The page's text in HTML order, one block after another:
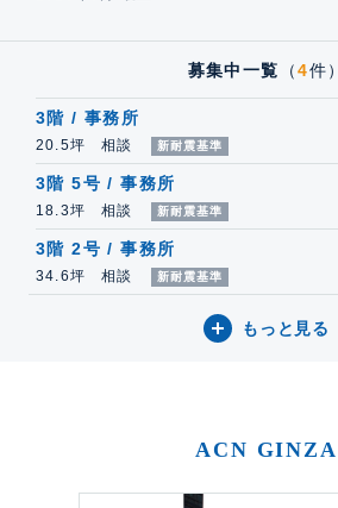
募集中一覧 （4件）
3階 / 事務所
20.5坪 相談 新耐震基準
3階 5号 / 事務所
18.3坪 相談 新耐震基準
3階 2号 / 事務所
34.6坪 相談 新耐震基準
もっと見る
ACN GINZA